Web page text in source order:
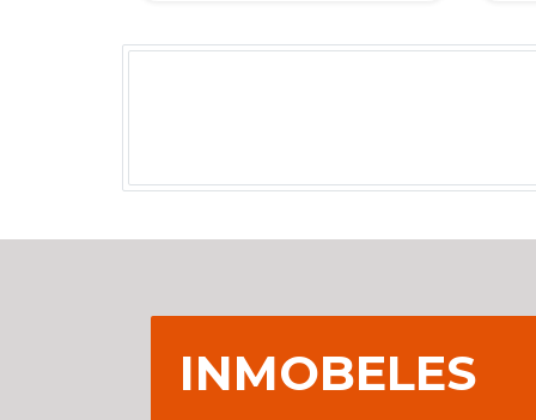
INMOBELES